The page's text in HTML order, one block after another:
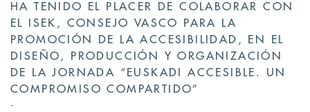
HA TENIDO EL PLACER DE COLABORAR CON
EL ISEK, CONSEJO VASCO PARA LA
PROMOCIÓN DE LA ACCESIBILIDAD, EN EL
DISEÑO, PRODUCCIÓN Y ORGANIZACIÓN
DE LA JORNADA “EUSKADI ACCESIBLE. UN
COMPROMISO COMPARTIDO”